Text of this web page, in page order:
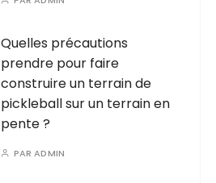
Quelles précautions
prendre pour faire
construire un terrain de
pickleball sur un terrain en
pente ?
PARADMIN